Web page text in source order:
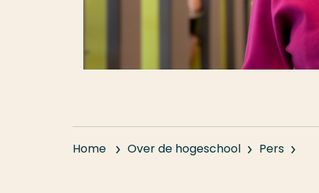
Home Over de hogeschool Pers